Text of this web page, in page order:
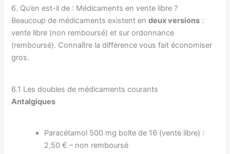
6. Qu’en est-il de : Médicaments en vente libre ?
Beaucoup de médicaments existent endeux versions :
vente libre (non remboursé) et sur ordonnance
(remboursé). Connaître la différence vous fait économiser
gros.
6.1 Les doubles de médicaments courants
Antalgiques
Paracétamol 500 mg boîte de 16 (vente libre) :
2,50 € – non remboursé